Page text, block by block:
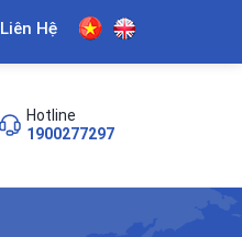
Liên Hệ
Hotline
1900277297